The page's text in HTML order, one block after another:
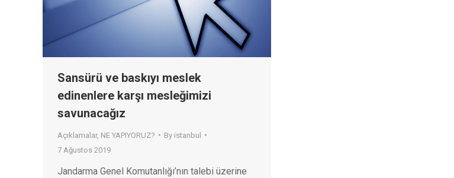
Sansürü ve baskıyı meslek
edinenlere karşı mesleğimizi
savunacağız
Açıklamalar, NE YAPIYORUZ? By istanbul
7 Ağustos 2019
Jandarma Genel Komutanlığı’nın talebi üzerine